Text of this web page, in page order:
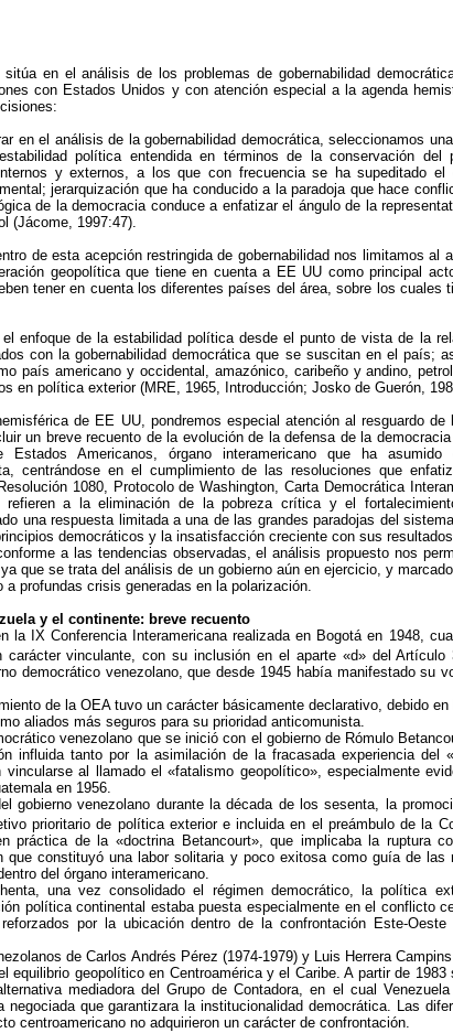
en el análisis de los problemas de gobernabilidad
con Estados Unidos y con atención especial a la agenda
en el análisis de la gobernabilidad democrática, seleccionamos
política entendida en términos de la conservación del
y externos, a los que con frecuencia se ha supeditado el
jerarquización que ha conducido a la paradoja que hace
de la democracia conduce a enfatizar el ángulo de la
(Jácome, 1997:47).
de esta acepción restringida de gobernabilidad nos limitamos al
geopolítica que tiene en cuenta a EE UU como principal
tener en cuenta los diferentes países del área, sobre los cuales
enfoque de la estabilidad política desde el punto de vista de la
con la gobernabilidad democrática que se suscitan en el país;
país americano y occidental, amazónico, caribeño y andino,
en política exterior (MRE, 1965, Introducción; Josko de Guerón,
de EE UU, pondremos especial atención al resguardo de
un breve recuento de la evolución de la defensa de la
Americanos, órgano interamericano que ha asumido
centrándose en el cumplimiento de las resoluciones que
1080, Protocolo de Washington, Carta Democrática
a la eliminación de la pobreza crítica y el
una respuesta limitada a una de las grandes paradojas del
democráticos y la insatisfacción creciente con sus resultados
a las tendencias observadas, el análisis propuesto nos
que se trata del análisis de un gobierno aún en ejercicio, y
profundas crisis generadas en la polarización.
y el continente: breve recuento
la IX Conferencia Interamericana realizada en Bogotá en 1948,
carácter vinculante, con su inclusión en el aparte «d» del
democrático venezolano, que desde 1945 había manifestado su
de la OEA tuvo un carácter básicamente declarativo, debido
aliados más seguros para su prioridad anticomunista.
venezolano que se inició con el gobierno de Rómulo
influida tanto por la asimilación de la fracasada experiencia del
al llamado el «fatalismo geopolítico», especialmente
en 1956.
gobierno venezolano durante la década de los sesenta, la
prioritario de política exterior e incluida en el preámbulo de la
práctica de la «doctrina Betancourt», que implicaba la ruptura
que constituyó una labor solitaria y poco exitosa como guía de las
del órgano interamericano.
una vez consolidado el régimen democrático, la política
política continental estaba puesta especialmente en el conflicto
por la ubicación dentro de la confrontación Este-
de Carlos Andrés Pérez (1974-1979) y Luis Herrera
equilibrio geopolítico en Centroamérica y el Caribe. A partir de
mediadora del Grupo de Contadora, en el cual
que garantizara la institucionalidad democrática. Las
centroamericano no adquirieron un carácter de confrontación.